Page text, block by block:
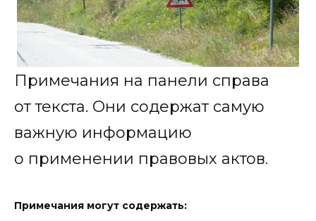
Примечания на панели справа
от текста. Они содержат самую
важную информацию
о применении правовых актов.
Примечания могут содержать: